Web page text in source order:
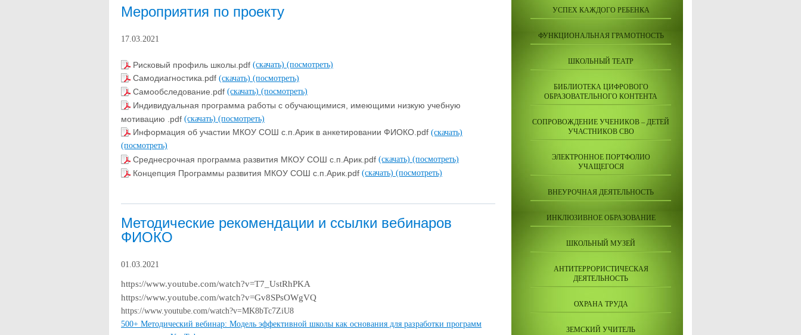
Мероприятия по проекту
17.03.2021
Рисковый профиль школы.pdf (скачать) (посмотреть)
Самодиагностика.pdf (скачать) (посмотреть)
Самообследование.pdf (скачать) (посмотреть)
Индивидуальная программа работы с обучающимися, имеющими низкую учебную
мотивацию .pdf (скачать) (посмотреть)
Информация об участии МКОУ СОШ с.п.Арик в анкетировании ФИОКО.pdf (скачать)
(посмотреть)
Среднесрочная программа развития МКОУ СОШ с.п.Арик.pdf (скачать) (посмотреть)
Концепция Программы развития МКОУ СОШ с.п.Арик.pdf (скачать) (посмотреть)
Методические рекомендации и ссылки вебинаров
ФИОКО
01.03.2021
https://www.youtube.com/watch?v=T7_UstRhPKA
https://www.youtube.com/watch?v=Gv8SPsOWgVQ
https://www.youtube.com/watch?v=MK8bTc7ZiU8
500+ Методический вебинар: Модель эффективной школы как основания для разработки программ
УСПЕХ КАЖДОГО РЕБЕНКА
ФУНКЦИОНАЛЬНАЯ ГРАМОТНОСТЬ
ШКОЛЬНЫЙ ТЕАТР
БИБЛИОТЕКА ЦИФРОВОГО
ОБРАЗОВАТЕЛЬНОГО КОНТЕНТА
СОПРОВОЖДЕНИЕ УЧЕНИКОВ – ДЕТЕЙ
УЧАСТНИКОВ СВО
ЭЛЕКТРОННОЕ ПОРТФОЛИО
УЧАЩЕГОСЯ
ВНЕУРОЧНАЯ ДЕЯТЕЛЬНОСТЬ
ИНКЛЮЗИВНОЕ ОБРАЗОВАНИЕ
ШКОЛЬНЫЙ МУЗЕЙ
АНТИТЕРРОРИСТИЧЕСКАЯ
ДЕЯТЕЛЬНОСТЬ
ОХРАНА ТРУДА
ЗЕМСКИЙ УЧИТЕЛЬ